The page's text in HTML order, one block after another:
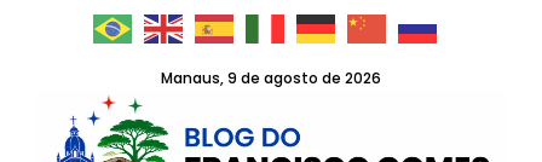
Manaus, 9 de agosto de 2026